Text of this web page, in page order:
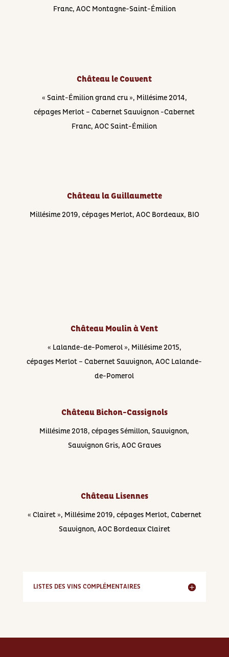
Franc, AOC Montagne-Saint-Émilion
Château le Couvent
« Saint-Émilion grand cru », Millésime 2014,
cépages Merlot – Cabernet Sauvignon -Cabernet
Franc, AOC Saint-Émilion
Château la Guillaumette
Millésime 2019, cépages Merlot, AOC Bordeaux, BIO
Château Moulin à Vent
« Lalande-de-Pomerol », Millésime 2015,
cépages Merlot – Cabernet Sauvignon, AOC Lalande-
de-Pomerol
Château Bichon-Cassignols
Millésime 2018, cépages Sémillon, Sauvignon,
Sauvignon Gris, AOC Graves
Château Lisennes
« Clairet », Millésime 2019, cépages Merlot, Cabernet
Sauvignon, AOC Bordeaux Clairet
LISTES DES VINS COMPLÉMENTAIRES